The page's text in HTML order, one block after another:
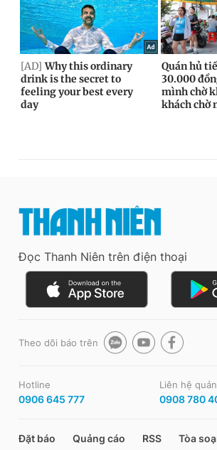
Đọc Thanh Niên trên điện thoại
Theo dõi báo trên
Hotline
0906 645 777
Liên hệ
0908 780
Đặt báo Quảng cáo RSS Tòa